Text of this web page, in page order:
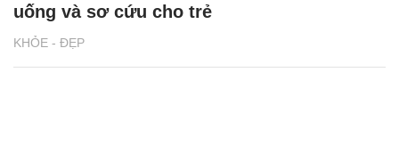
KHỎE - ĐẸP
uống và sơ cứu cho trẻ